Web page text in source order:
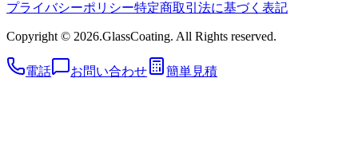
プライバシーポリシー特定商取引法に基づく表記
Copyright © 2026.GlassCoating. All Rights reserved.
電話 お問い合わせ 簡単見積